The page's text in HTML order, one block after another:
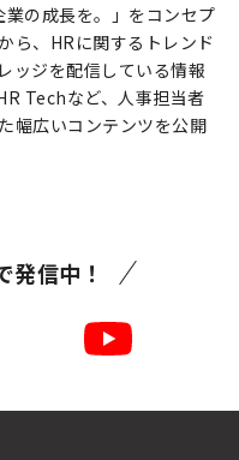
の成長を。」をコンセプ
ら、HRに関するトレンド
ッジを配信している情報
Techなど、人事担当者
幅広いコンテンツを公開
発信中！